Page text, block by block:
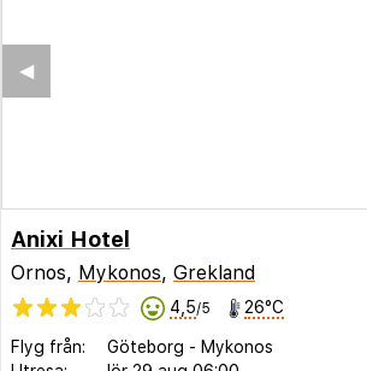
◀︎
Anixi Hotel
Ornos, Mykonos, Grekland
4,5/5 26°C
Flyg från: Göteborg - Mykonos